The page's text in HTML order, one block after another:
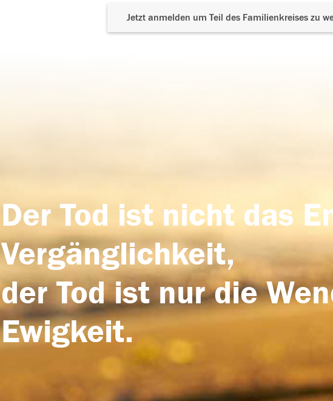
Jetzt anmelden um Teil des Familienkreises zu
Der Tod ist nicht das
Vergänglichkeit,
der Tod ist nur die
Ewigkeit.